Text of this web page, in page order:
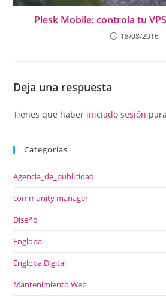
Plesk Mobile: controla tu
18/08/2016
Deja una respuesta
Tienes que haber iniciado sesión
Categorías
Agencia_de_publicidad
community manager
Diseño
Engloba
Engloba Digital
Mantenimiento Web